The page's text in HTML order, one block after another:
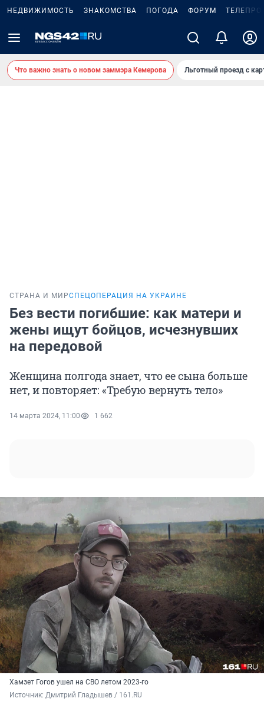
НЕДВИЖИМОСТЬ ЗНАКОМСТВА ПОГОДА ФОРУМ
Что важно знать о новом заммэра Кемерова Льготный проезд с
СТРАНА И МИРСПЕЦОПЕРАЦИЯ НА УКРАИНЕ
Без вести погибшие: как матери и
жены ищут бойцов, исчезнувших
на передовой
Женщина полгода знает, что ее сына больше
нет, и повторяет: «Требую вернуть тело»
14 марта 2024, 11:00 1 662
Хамзет Гогов ушел на СВО летом 2023-го
Источник: Дмитрий Гладышев / 161.RU